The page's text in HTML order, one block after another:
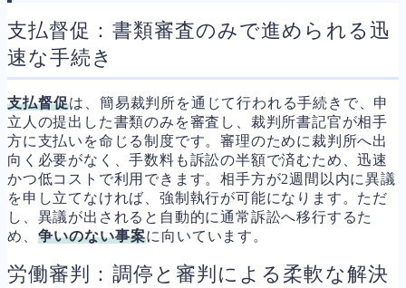
支払督促：書類審査のみで進められる迅
速な手続き
支払督促は、簡易裁判所を通じて行われる手続きで、申
立人の提出した書類のみを審査し、裁判所書記官が相手
方に支払いを命じる制度です。審理のために裁判所へ出
向く必要がなく、手数料も訴訟の半額で済むため、迅速
かつ低コストで利用できます。相手方が2週間以内に異議
を申し立てなければ、強制執行が可能になります。ただ
し、異議が出されると自動的に通常訴訟へ移行するた
め、 争いのない事案に向いています。
労働審判：調停と審判による柔軟な解決